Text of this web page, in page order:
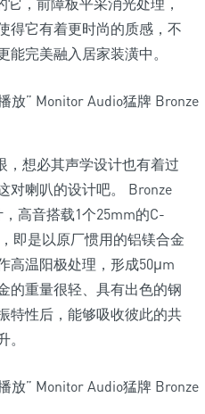
它，前障板平采消光处理，
得它有着更时尚的质感，不
完美融入居家装潢中。
，想必其声学设计也有着过
对喇叭的设计吧。 Bronze
高音搭载1个25mm的C-
即是以原厂惯用的铝镁合金
高温阳极处理，形成50μm
的重量很轻、具有出色的钢
特性后，能够吸收彼此的共